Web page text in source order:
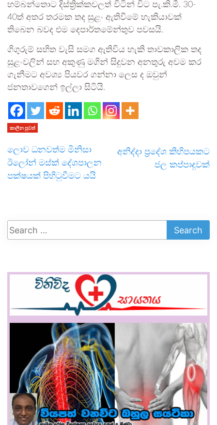
හම්බන්තොට දිස්ත්‍රික්කවලත් විටින් විට පැ.කි.මී. 30-
40ත් අතර තරමක තද සුළං ඇතිවීමේ හැකියාවක්
තිබෙන බවද එම දෙපාර්තමේන්තුව පවසයි.
ගිගුරුම් සහිත වැසි සමග ඇතිවිය හැකි තාවකාලික තද
සුළංවලින් සහ අකුණු මගින් සිදුවන අනතුරු අවම කර
ගැනීමට අවශ්‍ය පියවර ගන්නා ලෙස ද ඔවුන්
ජනතාවගෙන් ඉල්ලා සිටියි.
කාලීන පුවත්
ලොව ධනවත්ම මිනිසා
ඊලෝන් මස්ක් දේශපාලන
පක්ෂයක් පිහිටුවීමට යයි
අනිද්දා ප්‍රදේශ කිහිපයකට
ජල කප්පාදුවක්